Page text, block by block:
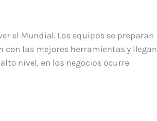
el Mundial. Los equipos se preparan
con las mejores herramientas y llegan
nivel, en los negocios ocurre